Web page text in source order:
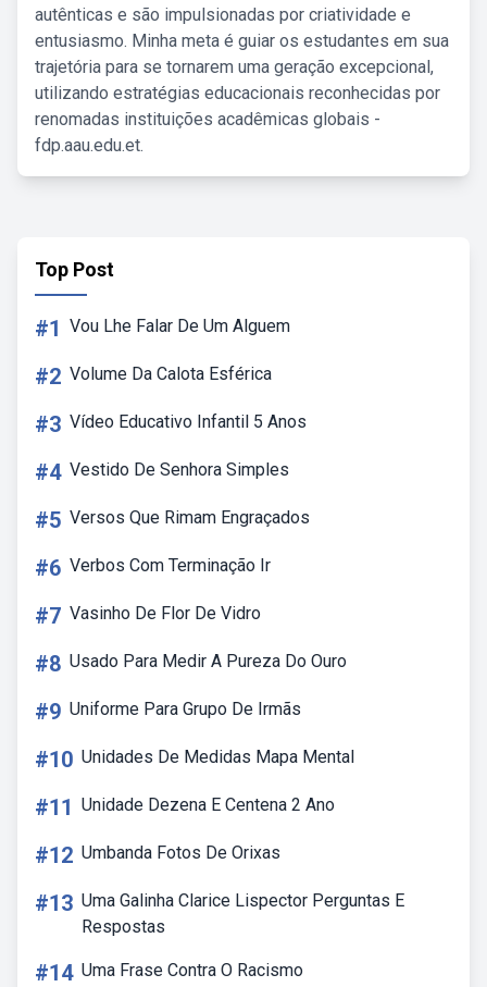
autênticas e são impulsionadas por criatividade e
entusiasmo. Minha meta é guiar os estudantes em sua
trajetória para se tornarem uma geração excepcional,
utilizando estratégias educacionais reconhecidas por
renomadas instituições acadêmicas globais -
fdp.aau.edu.et.
Top Post
#1 Vou Lhe Falar De Um Alguem
#2 Volume Da Calota Esférica
#3 Vídeo Educativo Infantil 5 Anos
#4 Vestido De Senhora Simples
#5 Versos Que Rimam Engraçados
#6 Verbos Com Terminação Ir
#7 Vasinho De Flor De Vidro
#8 Usado Para Medir A Pureza Do Ouro
#9 Uniforme Para Grupo De Irmãs
#10 Unidades De Medidas Mapa Mental
#11 Unidade Dezena E Centena 2 Ano
#12 Umbanda Fotos De Orixas
#13 Uma Galinha Clarice Lispector Perguntas E
Respostas
#14 Uma Frase Contra O Racismo